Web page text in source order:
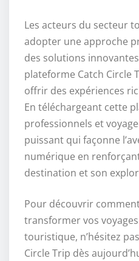
Les acteurs du secteur
adopter une approche
des solutions
plateforme Catch Circle
offrir des expériences
En téléchargeant cette
professionnels et
puissant qui façonne
numérique en
destination et son
Pour découvrir
transformer vos
touristique, n’hésitez
Circle Trip dès